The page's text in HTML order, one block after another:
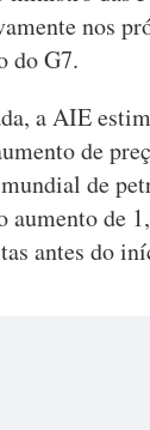
nos
do G7.
a AIE
de
de
aumento de
antes do